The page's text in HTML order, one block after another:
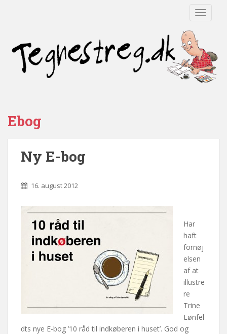
Ebog
Ny E-bog
16. august 2012
Har
haft
fornøj
elsen
af at
illustre
re
Trine
Lønfel
dts nye E-bog ’10 råd til indkøberen i huset’. God og